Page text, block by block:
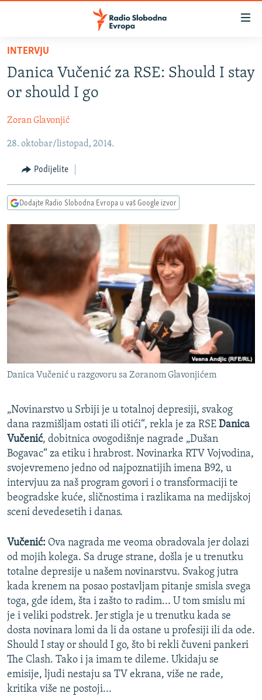
Pređite
glavni
sadržaj
na
navigaciju
Pređite
pretragu
BOSNA I HERCEGOVINA
KOSOVO
CRNA GORA
VIZUELNO
FOTOGALERIJE
PODCASTI
RAT U UKRAJINI
KINA NA BALKANU
RSE PRIČE IZ SVIJETA
ISPRIČAJ MI
DNEVNO@RSE
SPECIJALI RSE
VIŠE OD NASLOVA
POPLAVE I KLIZIŠTA U BIH 2024.
POST SCRIPTUM
MOJA EVROPA
TRI DECENIJE OD RATA U BIH
SVE KARTE DEJTONA
NASTANAK I RASPAD JUGOSLAVIJE
Sve RFE/RL stranice
INTERVJU
Danica Vučenić za RSE: Should I stay
or should I go
Zoran Glavonjić
28. oktobar/listopad, 2014.
Podijelite
Dodajte Radio Slobodna Evropa u vaš Google izvor
Danica Vučenić u razgovoru sa Zoranom Glavonjićem
„Novinarstvo u Srbiji je u totalnoj depresiji, svakog
dana razmišljam ostati ili otići“, rekla je za RSE Danica
Vučenić, dobitnica ovogodišnje nagrade „Dušan
Bogavac“ za etiku i hrabrost. Novinarka RTV Vojvodina,
svojevremeno jedno od najpoznatijih imena B92, u
intervjuu za naš program govori i o transformaciji te
beogradske kuće, sličnostima i razlikama na medijskoj
sceni devedesetih i danas.
Vučenić: Ova nagrada me veoma obradovala jer dolazi
od mojih kolega. Sa druge strane, došla je u trenutku
totalne depresije u našem novinarstvu. Svakog jutra
kada krenem na posao postavljam pitanje smisla svega
toga, gde idem, šta i zašto to radim... U tom smislu mi
je i veliki podstrek. Jer stigla je u trenutku kada se
dosta novinara lomi da li da ostane u profesiji ili da ode.
Should I stay or should I go, što bi rekli čuveni pankeri
The Clash. Tako i ja imam te dileme. Ukidaju se
emisije, ljudi nestaju sa TV ekrana, više ne rade,
kritika više ne postoji...